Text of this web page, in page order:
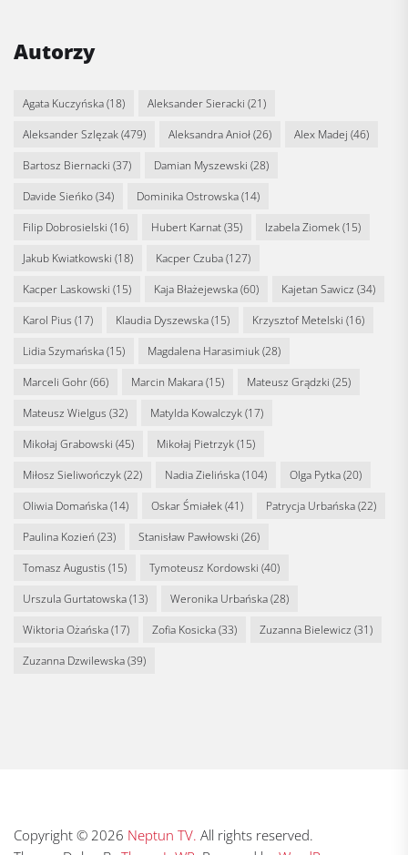
Autorzy
Agata Kuczyńska(18) Aleksander Sieracki (21)
Aleksander Szlęzak(479) Aleksandra Anioł(26) Alex Madej (46)
Bartosz Biernacki (37) Damian Myszewski (28)
Davide Sieńko(34) Dominika Ostrowska(14)
Filip Dobrosielski (16) Hubert Karnat(35) Izabela Ziomek(15)
Jakub Kwiatkowski (18) Kacper Czuba(127)
Kacper Laskowski (15) Kaja Błażejewska(60) Kajetan Sawicz (34)
Karol Pius (17) Klaudia Dyszewska(15) Krzysztof Metelski (16)
Lidia Szymańska(15) Magdalena Harasimiuk(28)
Marceli Gohr(66) Marcin Makara(15) Mateusz Grądzki (25)
Mateusz Wielgus (32) Matylda Kowalczyk(17)
Mikołaj Grabowski (45) Mikołaj Pietrzyk(15)
Miłosz Sieliwończyk(22) Nadia Zielińska(104) Olga Pytka(20)
Oliwia Domańska(14) Oskar Śmiałek(41) Patrycja Urbańska(22)
Paulina Kozień (23) Stanisław Pawłowski (26)
Tomasz Augustis (15) Tymoteusz Kordowski (40)
Urszula Gurtatowska(13) Weronika Urbańska(28)
Wiktoria Ożańska(17) Zofia Kosicka(33) Zuzanna Bielewicz (31)
Zuzanna Dzwilewska(39)
Copyright © 2026 Neptun TV. All rights reserved.